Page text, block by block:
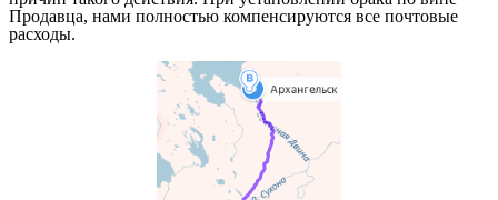
Продавца, нами полностью компенсируются все почтовые
расходы.